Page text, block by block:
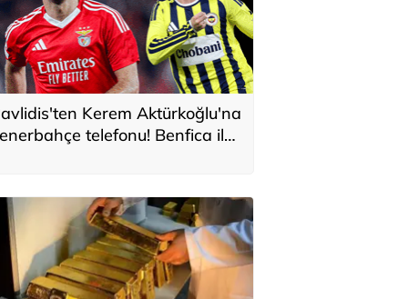
Kerem Aktürkoğlu'na
telefonu! Benfica ile